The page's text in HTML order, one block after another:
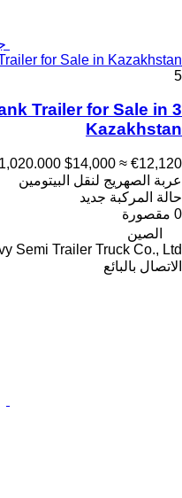
for Sale in Kazakhstan
5
Trailer for Sale in
Kazakhstan
$14,000 ≈ €12,120
عربة الصهريج لنقل البيتومين
حالة المركبة جديد
0 مقصورة
الصين
Semi Trailer Truck Co., Ltd.
الاتصال بالبائع